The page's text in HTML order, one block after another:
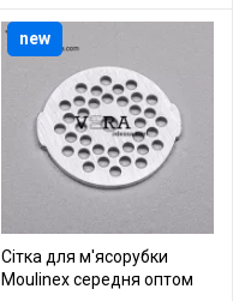
Сітка для м'ясорубки
Moulinex середня оптом
new